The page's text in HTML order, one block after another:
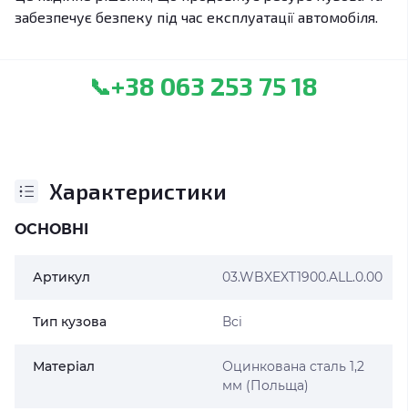
забезпечує безпеку під час експлуатації автомобіля.
📞+38 063 253 75 18
Характеристики
ОСНОВНІ
Артикул 03.WBXEXT1900.ALL.0.00
Тип кузова Всі
Матеріал
Оцинкована сталь 1,2
мм (Польща)